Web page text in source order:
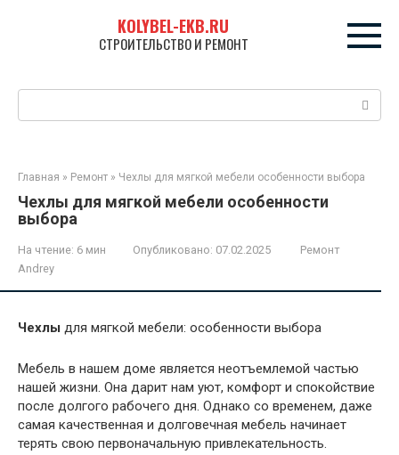
KOLYBEL-EKB.RU
СТРОИТЕЛЬСТВО И РЕМОНТ
Главная » Ремонт » Чехлы для мягкой мебели особенности выбора
Чехлы для мягкой мебели особенности
выбора
На чтение: 6 мин Опубликовано: 07.02.2025
Ремонт
Andrey
Чехлы для мягкой мебели: особенности выбора
Мебель в нашем доме является неотъемлемой частью
нашей жизни. Она дарит нам уют, комфорт и спокойствие
после долгого рабочего дня. Однако со временем, даже
самая качественная и долговечная мебель начинает
терять свою первоначальную привлекательность.